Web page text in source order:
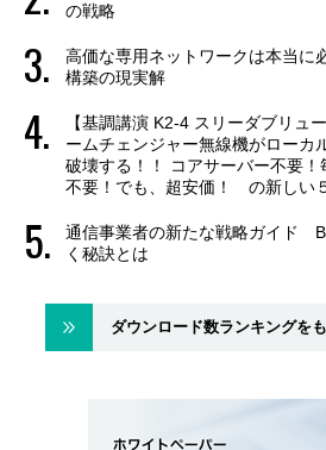
の戦略
高価な専用ネットワークは本当に
構築の現実解
【基調講演 K2-4 スリーダブリュ
ームチェンジャー無線機がローカ
破壊する！！ コアサーバー不要！
不要！でも、超安価！ の新しい
通信事業者の新たな戦略ガイド
く秘訣とは
ダウンロード数ランキングを